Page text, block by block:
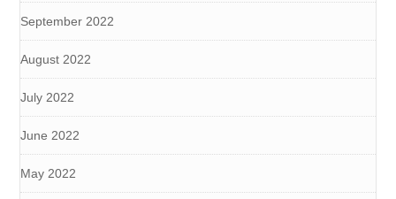
September 2022
August 2022
July 2022
June 2022
May 2022